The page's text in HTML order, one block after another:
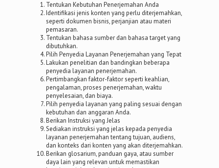
Tentukan Kebutuhan Penerjemahan Anda
Identifikasi jenis konten yang perlu diterjemahkan,
seperti dokumen bisnis, perjanjian atau materi
pemasaran.
Tentukan bahasa sumber dan bahasa target yang
dibutuhkan.
Pilih Penyedia Layanan Penerjemahan yang Tepat
Lakukan penelitian dan bandingkan beberapa
penyedia layanan penerjemahan.
Pertimbangkan faktor-faktor seperti keahlian,
pengalaman, proses penerjemahan, waktu
penyelesaian, dan biaya.
Pilih penyedia layanan yang paling sesuai dengan
kebutuhan dan anggaran Anda.
Berikan Instruksi yang Jelas
Sediakan instruksi yang jelas kepada penyedia
layanan penerjemahan tentang tujuan, audiens,
dan konteks dari konten yang akan diterjemahkan.
Berikan glosarium, panduan gaya, atau sumber
daya lain yang relevan untuk memastikan